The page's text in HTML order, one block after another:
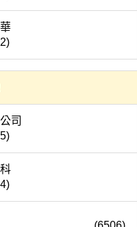
生華
榮公司
碳科